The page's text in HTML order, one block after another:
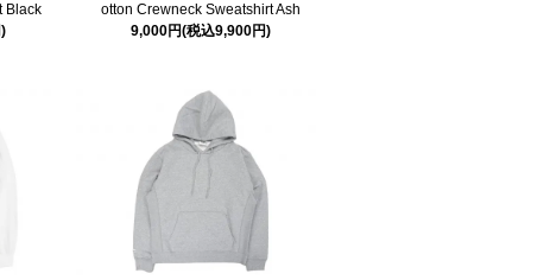
Black
otton Crewneck Sweatshirt Ash
9,000円(税込9,900円)